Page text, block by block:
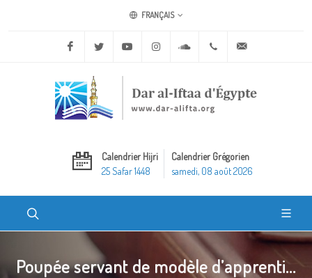
FRANÇAIS
Facebook Twitter Youtube Instagram Soundcloud+20 2 25970400
Calendrier Hijri
25 Safar 1448
Calendrier Grégorien
samedi, 08 août 2026
Poupée servant de modèle d’apprenti...